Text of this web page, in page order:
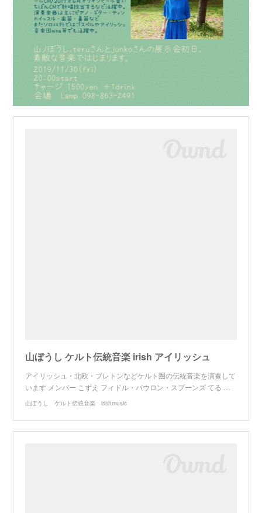
山ぼうし ケルト伝統音楽 irish アイリッシュ
アイリッシュ・北欧・ブレトンなどケルト圏の伝統音楽を演奏して
います メンバー こずえ フィドル・バウロン・スプーンズ てる …
山ぼうし ケルト伝統音楽 irishmusic